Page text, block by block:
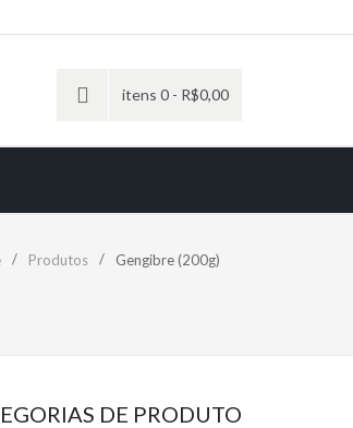
itens 0 - R$0,00
Produtos Gengibre (200g)
DE PRODUTO